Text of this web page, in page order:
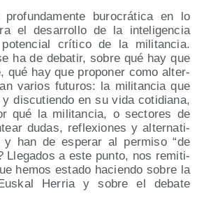
buro­crá­ti­ca en lo
el desa­rro­llo de la inte­li­gen­cia
crí­ti­co de la mili­tan­cia.
ha de deba­tir, sobre qué hay que
qué hay que pro­po­ner como alter­
varios futu­ros: la mili­tan­cia que
dis­cu­tien­do en su vida coti­dia­na,
qué la mili­tan­cia, o sec­to­res de
dudas, refle­xio­nes y alter­na­ti­
y han de espe­rar al per­mi­so de
Lle­ga­dos a este pun­to, nos remi­ti­
hemos esta­do hacien­do sobre la
Herria y sobre el deba­te